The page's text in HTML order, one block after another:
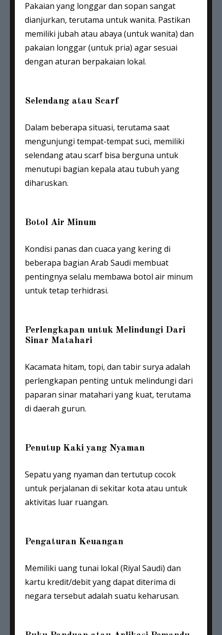
Pakaian yang longgar dan sopan sangat
dianjurkan, terutama untuk wanita. Pastikan
memiliki jubah atau abaya (untuk wanita) dan
pakaian longgar (untuk pria) agar sesuai
dengan aturan berpakaian lokal.
Selendang atau Scarf
Dalam beberapa situasi, terutama saat
mengunjungi tempat-tempat suci, memiliki
selendang atau scarf bisa berguna untuk
menutupi bagian kepala atau tubuh yang
diharuskan.
Botol Air Minum
Kondisi panas dan cuaca yang kering di
beberapa bagian Arab Saudi membuat
pentingnya selalu membawa botol air minum
untuk tetap terhidrasi.
Perlengkapan untuk Melindungi Dari
Sinar Matahari
Kacamata hitam, topi, dan tabir surya adalah
perlengkapan penting untuk melindungi dari
paparan sinar matahari yang kuat, terutama
di daerah gurun.
Penutup Kaki yang Nyaman
Sepatu yang nyaman dan tertutup cocok
untuk perjalanan di sekitar kota atau untuk
aktivitas luar ruangan.
Pengaturan Keuangan
Memiliki uang tunai lokal (Riyal Saudi) dan
kartu kredit/debit yang dapat diterima di
negara tersebut adalah suatu keharusan.